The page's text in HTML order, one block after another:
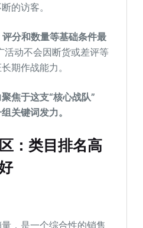
的访客。
评分和数量等基础条件最
活动不会因断货或差评等
期作战能力。
焦于这支“核心战队”
关键词发力。
：类目排名高
，是一个综合性的销售